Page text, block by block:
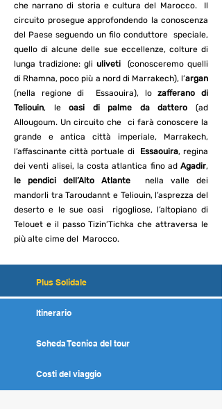
che narrano di storia e cultura del Marocco. Il
circuito prosegue approfondendo la conoscenza
del Paese seguendo un filo conduttore speciale,
quello di alcune delle sue eccellenze, colture di
lunga tradizione: gli uliveti (conosceremo quelli
di Rhamna, poco più a nord di Marrakech), l’argan
(nella regione di Essaouira), lozafferano di
Teliouin, leoasi di palme da dattero (ad
Allougoum. Un circuito che ci farà conoscere la
grande e antica città imperiale, Marrakech,
l’affascinante città portuale di Essaouira, regina
dei venti alisei, la costa atlantica fino ad Agadir,
le pendici dell’Alto Atlante nella valle dei
mandorli tra Taroudannt e Teliouin, l’asprezza del
deserto e le sue oasi rigogliose, l’altopiano di
Telouet e il passo Tizin’Tichka che attraversa le
più alte cime del Marocco.
Plus Solidale
Itinerario
Scheda Tecnica del tour
Costi del viaggio